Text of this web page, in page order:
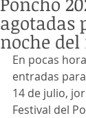
agotadas
noche
En pocas
entradas
14 de julio,
Festival del